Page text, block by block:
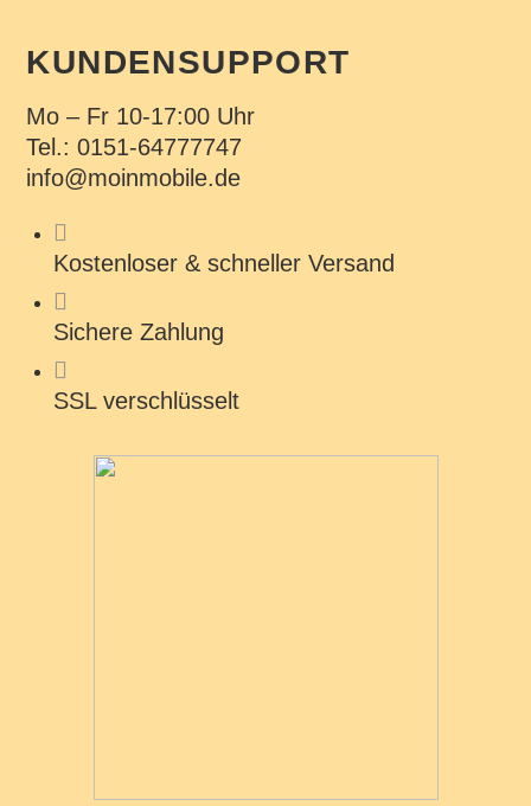
KUNDENSUPPORT
Mo – Fr 10-17:00 Uhr
Tel.: 0151-64777747
info@moinmobile.de
Kostenloser & schneller Versand
Sichere Zahlung
SSL verschlüsselt